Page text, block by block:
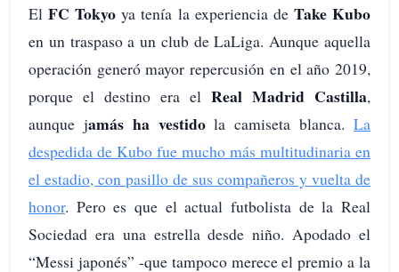
ElFC Tokyo ya tenía la experiencia de Take Kubo
en un traspaso a un club de LaLiga. Aunque aquella
operación generó mayor repercusión en el año 2019,
porque el destino era el Real Madrid Castilla,
aunque jamás ha vestidola camiseta blanca.La
despedida de Kubo fue mucho más multitudinaria en
el estadio, con pasillo de sus compañeros y vuelta de
honor. Pero es que el actual futbolista de la Real
Sociedad era una estrella desde niño. Apodado el
“Messi japonés” -que tampoco merece el premio a la